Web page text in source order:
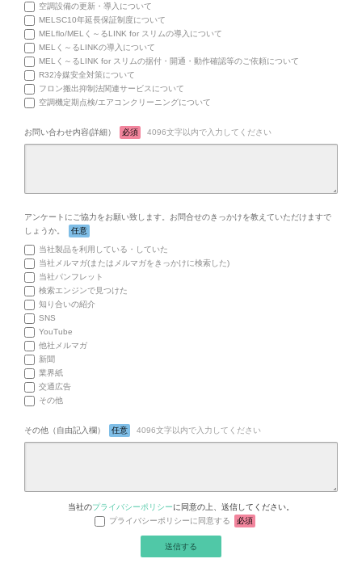
空調設備の更新・導入について
MELSC10年延長保証制度について
MELflo/MELく～るLINK for スリムの導入について
MELく～るLINKの導入について
MELく～るLINK for スリムの据付・開通・動作確認等のご依頼について
R32冷媒安全対策について
フロン搬出抑制法関連サービスについて
空調機定期点検/エアコンクリーニングについて
お問い合わせ内容(詳細） 必須 4096文字以内で入力してください
アンケートにご協力をお願い致します。お問合せのきっかけを教えていただけますで
しょうか。
任意
当社製品を利用している・していた
当社メルマガ(またはメルマガをきっかけに検索した)
当社パンフレット
検索エンジンで見つけた
知り合いの紹介
SNS
YouTube
他社メルマガ
新聞
業界紙
交通広告
その他
その他（自由記入欄） 任意 4096文字以内で入力してください
当社のプライバシーポリシーに同意の上、送信してください。
プライバシーポリシーに同意する
必須